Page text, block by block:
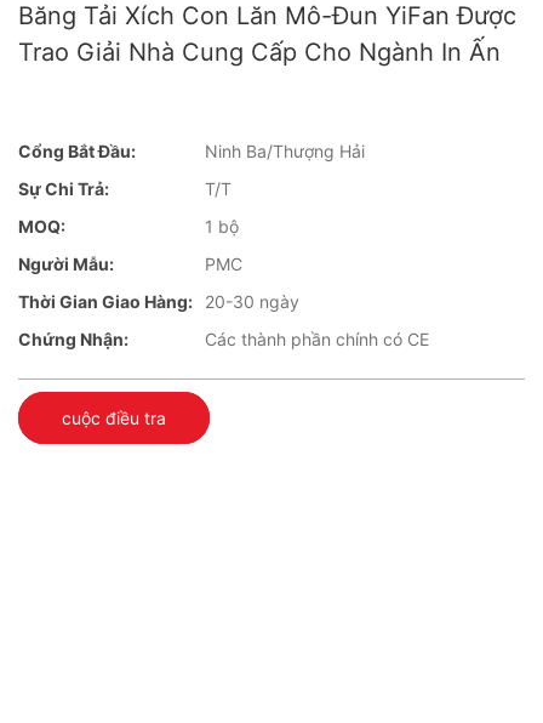
Băng Tải Xích Con Lăn Mô-Đun YiFan Được
Trao Giải Nhà Cung Cấp Cho Ngành In Ấn
Cổng Bắt Đầu:
Ninh Ba/Thượng Hải
Sự Chi Trả:
T/T
MOQ:
1 bộ
Người Mẫu:
PMC
Thời Gian Giao Hàng:
20-30 ngày
Chứng Nhận:
Các thành phần chính có CE
cuộc điều tra